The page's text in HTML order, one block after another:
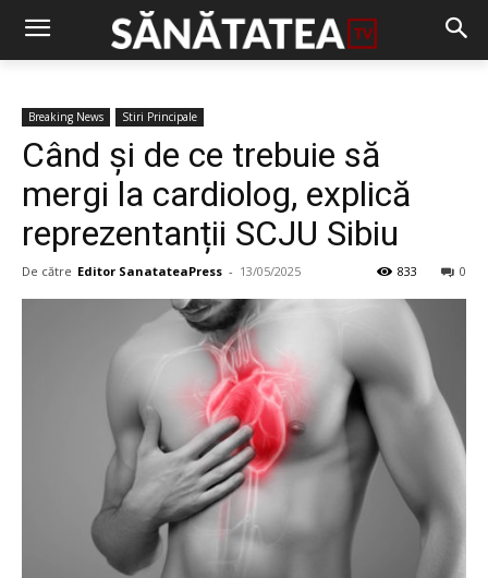
Breaking News Stiri Principale
Când și de ce trebuie să
mergi la cardiolog, explică
reprezentanții SCJU Sibiu
De către Editor SanatateaPress - 13/05/2025 0
833